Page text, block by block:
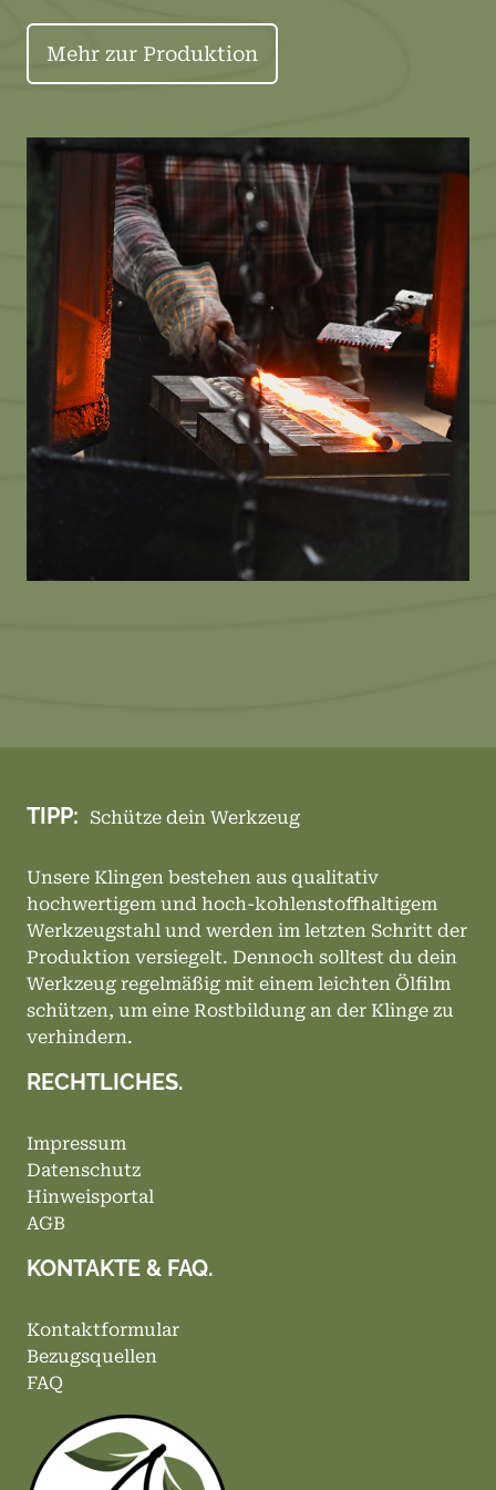
Mehr zur Produktion
TIPP: Schütze dein Werkzeug
Unsere Klingen bestehen aus qualitativ
hochwertigem und hoch-kohlenstoffhaltigem
Werkzeugstahl und werden im letzten Schritt der
Produktion versiegelt. Dennoch solltest du dein
Werkzeug regelmäßig mit einem leichten Ölfilm
schützen, um eine Rostbildung an der Klinge zu
verhindern.
RECHTLICHES.
Impressum
Datenschutz
Hinweisportal
AGB
KONTAKTE & FAQ.
Kontaktformular
Bezugsquellen
FAQ